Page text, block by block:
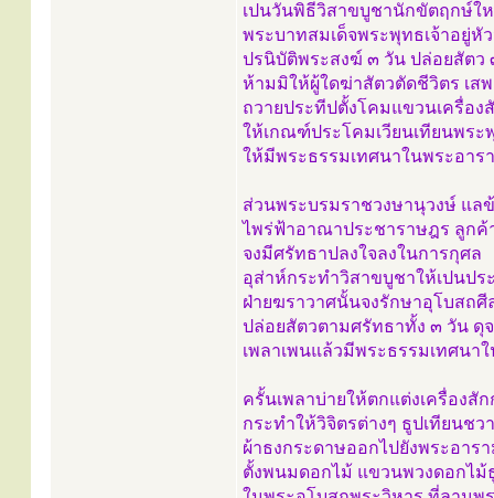
เปนวันพิธีวิสาขบูชานักขัตฤกษ์ใ
พระบาทสมเด็จพระพุทธเจ้าอยู่หั
ปรนิบัติพระสงฆ์ ๓ วัน ปล่อยสัตว
ห้ามมิให้ผู้ใดฆ่าสัตวตัดชีวิตร เส
ถวายประทีปตั้งโคมแขวนเครื่อง
ให้เกณฑ์ประโคมเวียนเทียนพระ
ให้มีพระธรรมเทศนาในพระอาร
ส่วนพระบรมราชวงษานุวงษ์ แล
ไพร่ฟ้าอาณาประชาราษฎร ลูก
จงมีศรัทธาปลงใจลงในการกุศล
อุส่าห์กระทำวิสาขบูชาให้เปนป
ฝ่ายฆราวาศนั้นจงรักษาอุโบสถ
ปล่อยสัตวตามศรัทธาทั้ง ๓ วัน ดุ
เพลาเพนแล้วมีพระธรรมเทศนา
ครั้นเพลาบ่ายให้ตกแต่งเครื่องสั
กระทำให้วิจิตรต่างๆ ธูปเทียนชว
ผ้าธงกระดาษออกไปยังพระอาร
ตั้งพนมดอกไม้ แขวนพวงดอกไม้